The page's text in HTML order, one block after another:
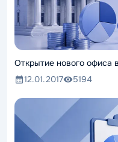
Открытие нового офиса
12.01.2017
5194